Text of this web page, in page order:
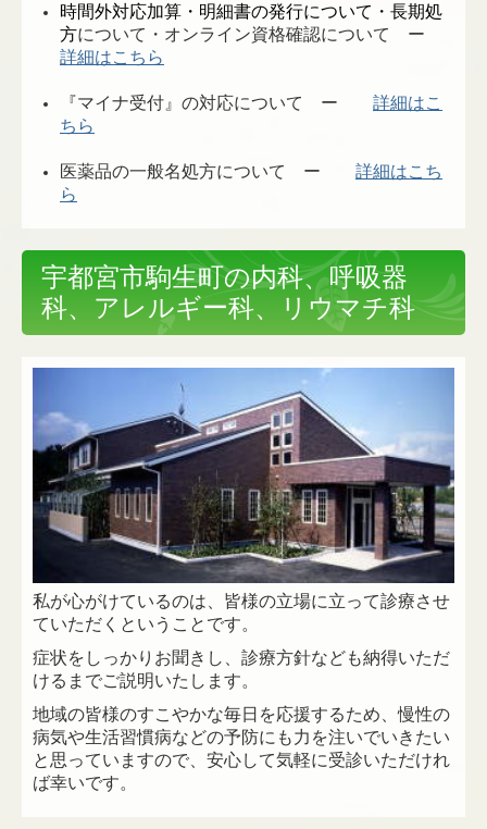
時間外対応加算・明細書の発行について・長期処
方について・オンライン資格確認について ー
詳細はこちら
『マイナ受付』の対応について ー
詳細はこ
ちら
医薬品の一般名処方について ー
詳細はこち
ら
宇都宮市駒生町の内科、呼吸器
科、アレルギー科、リウマチ科
私が心がけているのは、皆様の立場に立って診療させ
ていただくということです。
症状をしっかりお聞きし、診療方針なども納得いただ
けるまでご説明いたします。
地域の皆様のすこやかな毎日を応援するため、慢性の
病気や生活習慣病などの予防にも力を注いでいきたい
と思っていますので、安心して気軽に受診いただけれ
ば幸いです。